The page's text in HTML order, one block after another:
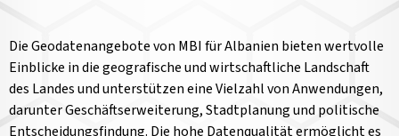
Die Geodatenangebote von MBI für Albanien bieten wertvolle
Einblicke in die geografische und wirtschaftliche Landschaft
des Landes und unterstützen eine Vielzahl von Anwendungen,
darunter Geschäftserweiterung, Stadtplanung und politische
Entscheidungsfindung. Die hohe Datenqualität ermöglicht es